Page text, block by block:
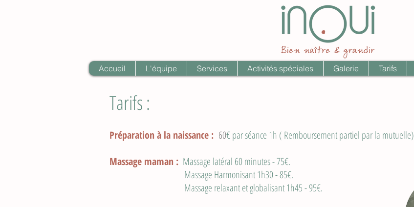
Accueil L'équipe Services Activités spéciales Galerie Tarifs
Tarifs :
Préparation à la naissance : 60€ par séance 1h ( Remboursement partiel par la mutuelle)
Massage maman : Massage latéral 60 minutes - 75€.
Massage Harmonisant 1h30 - 85€.
Massage relaxant et globalisant 1h45 - 95€.